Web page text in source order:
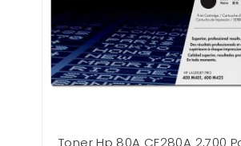
Toner Hp 80A CF280A 2,700